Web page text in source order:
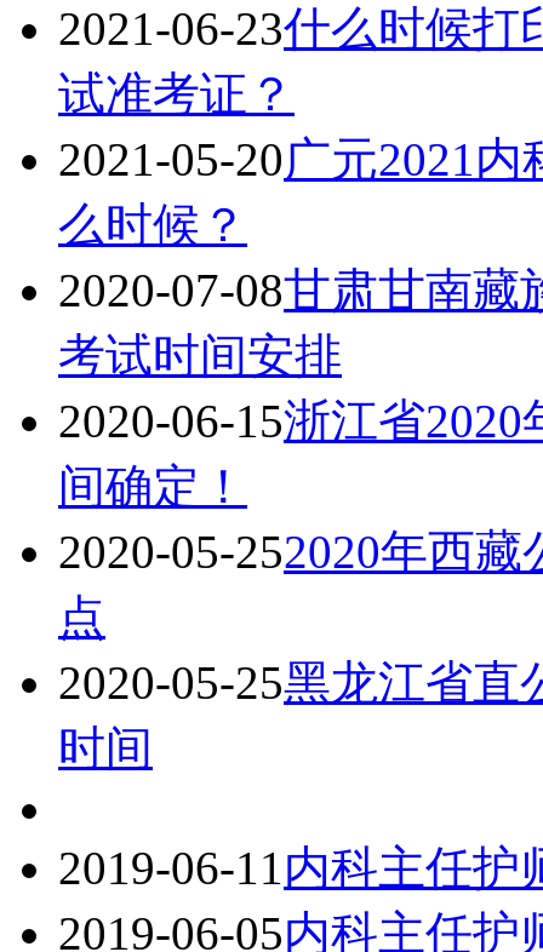
2021-06-23什么时候打
试准考证？
2021-05-20广元2021
么时候？
2020-07-08甘肃甘南藏
考试时间安排
2020-06-15浙江省
间确定！
2020-05-252020年西
点
2020-05-25黑龙江省直
时间
2019-06-11内科主任护
2019-06-05内科主任护